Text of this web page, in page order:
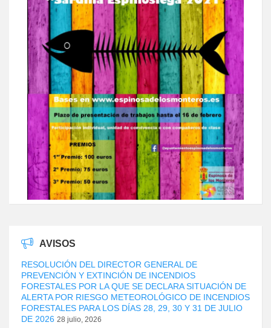
AVISOS
RESOLUCIÓN DEL DIRECTOR GENERAL DE
PREVENCIÓN Y EXTINCIÓN DE INCENDIOS
FORESTALES POR LA QUE SE DECLARA SITUACIÓN DE
ALERTA POR RIESGO METEOROLÓGICO DE INCENDIOS
FORESTALES PARA LOS DÍAS 28, 29, 30 Y 31 DE JULIO
DE 2026 28 julio, 2026